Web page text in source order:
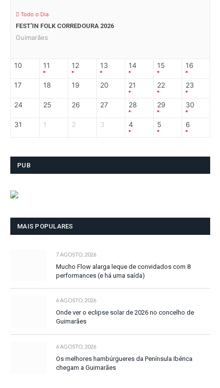
Todo o Dia
FEST’IN FOLK CORREDOURA 2026
Guimarães
10 11 12 13 14 15 16
17 18 19 20 21 22 23
24 25 26 27 28 29 30
31 1 2 3 4 5 6
PUB
MAIS POPULARES
7 AGOSTO, 2026
Mucho Flow alarga leque de convidados com 8
performances (e há uma saída)
6 AGOSTO, 2026
Onde ver o eclipse solar de 2026 no concelho de
Guimarães
6 AGOSTO, 2026
Os melhores hambúrgueres da Península Ibérica
chegam a Guimarães